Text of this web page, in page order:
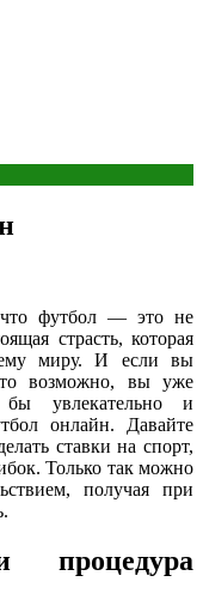
футбол — это не
страсть, которая
миру. И если вы
то возможно, вы уже
увлекательно и
онлайн. Давайте
ставки на спорт,
Только так можно
получая при
процедура